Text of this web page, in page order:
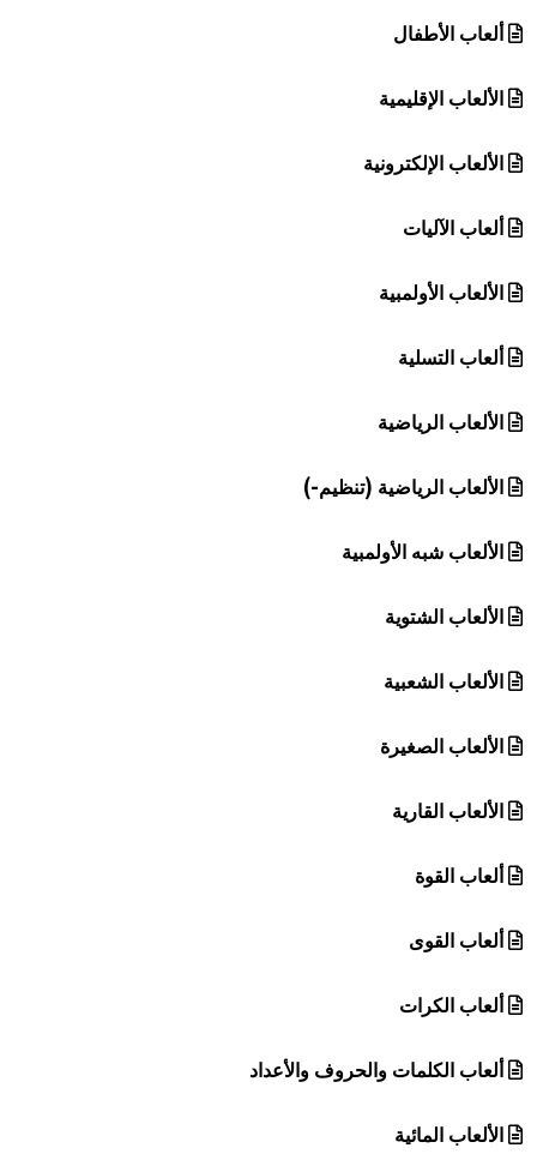
ألعاب الأطفال
الألعاب الإقليمية
الألعاب الإلكترونية
ألعاب الآليات
الألعاب الأولمبية
ألعاب التسلية
الألعاب الرياضية
الألعاب الرياضية (تنظيم-)
الألعاب شبه الأولمبية
الألعاب الشتوية
الألعاب الشعبية
الألعاب الصغيرة
الألعاب القارية
ألعاب القوة
ألعاب القوى
ألعاب الكرات
ألعاب الكلمات والحروف والأعداد
الألعاب المائية